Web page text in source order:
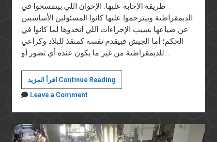
طريقة الإجابة عليها. الإخوان اللي بيتمسحوا في
الديمقراطية وبيترحموا عليها كانوا المسئولين الأساسيين
عن ضياعها بسبب الإجراءات اللي اتخذوها لما كانوا في
الحكم؛ أما الجيش فبيقدم نفسه كمنقذ للبلاد وكراعي
للديمقراطية من غير ما يكون عنده أي تصور أو…
اقرأ المزيد Continue Readingأيهما
نختار:
أم
الأمن؟
Leave a Comment